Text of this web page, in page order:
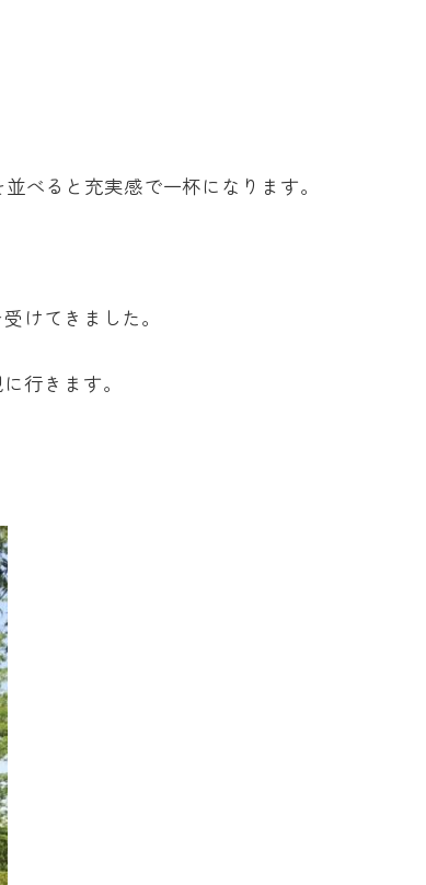
べると充実感で一杯になります。
けてきました。
行きます。